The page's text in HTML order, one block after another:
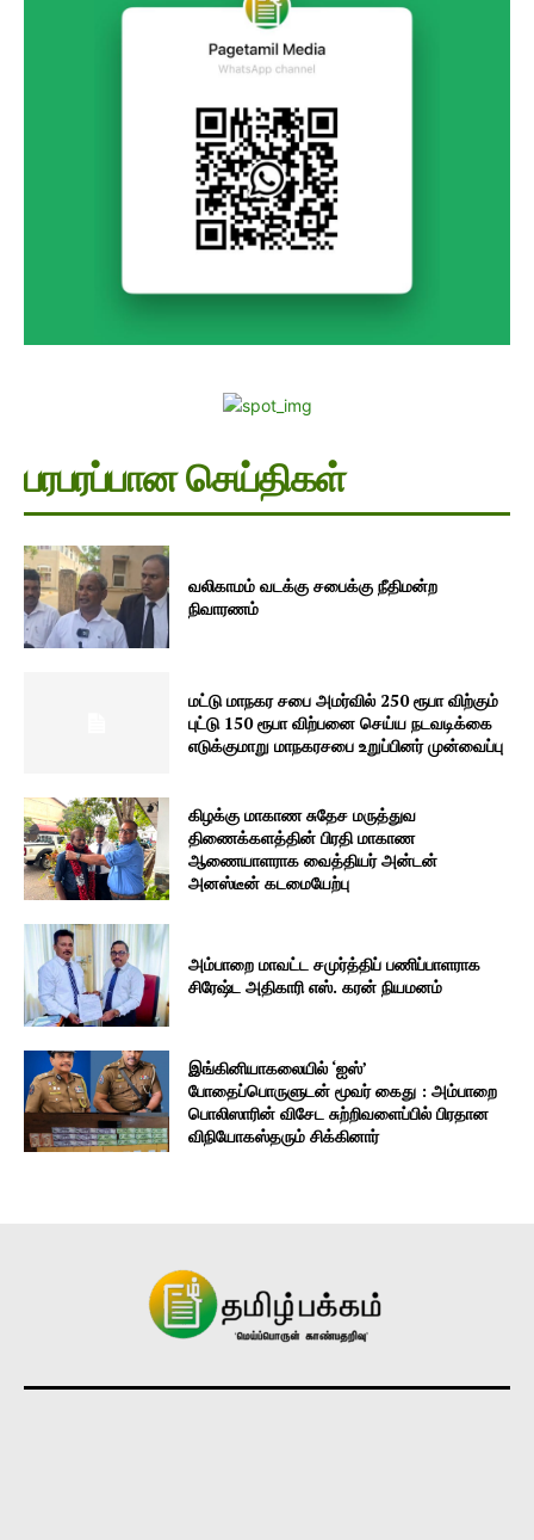
பரபரப்பான செய்திகள்
வலிகாமம் வடக்கு சபைக்கு நீதிமன்ற
நிவாரணம்
மட்டு மாநகர சபை அமர்வில் 250 ரூபா விற்கும்
புட்டு 150 ரூபா விற்பனை செய்ய நடவடிக்கை
எடுக்குமாறு மாநகரசபை உறுப்பினர் முன்வைப்பு
கிழக்கு மாகாண சுதேச மருத்துவ
திணைக்களத்தின் பிரதி மாகாண
ஆணையாளராக வைத்தியர் அன்டன்
அனஸ்டீன் கடமையேற்பு
அம்பாறை மாவட்ட சமுர்த்திப் பணிப்பாளராக
சிரேஷ்ட அதிகாரி எஸ். கரன் நியமனம்
இங்கினியாகலையில் ‘ஐஸ்’
போதைப்பொருளுடன் மூவர் கைது : அம்பாறை
பொலிஸாரின் விசேட சுற்றிவளைப்பில் பிரதான
விநியோகஸ்தரும் சிக்கினார்